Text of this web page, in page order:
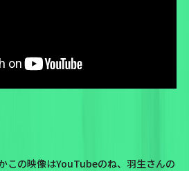
この映像はYouTubeのね、 羽生さんの